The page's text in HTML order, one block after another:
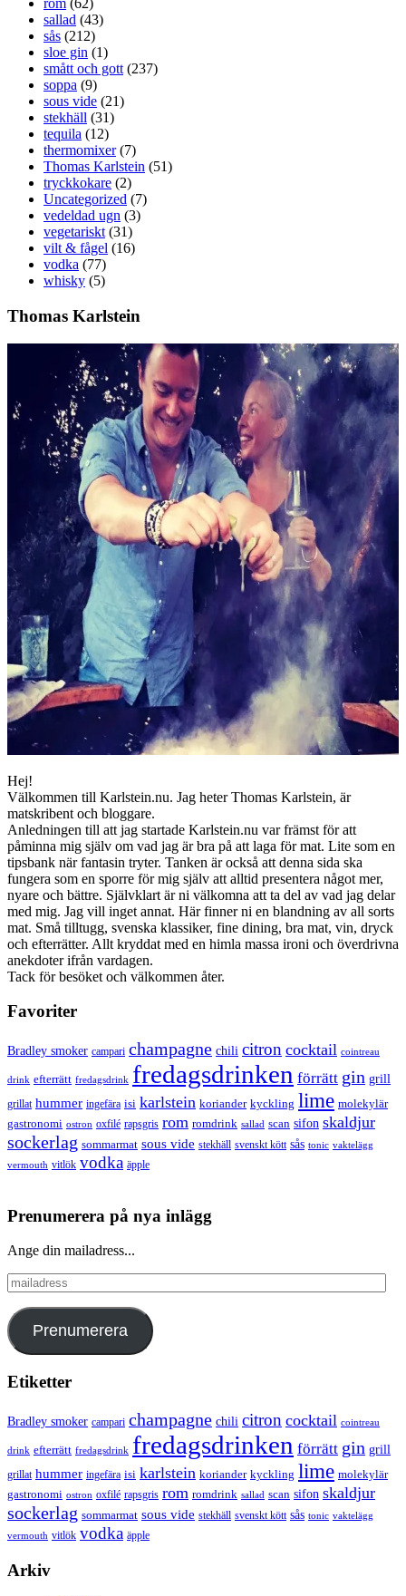
rom (62)
sallad (43)
sås (212)
sloe gin (1)
smått och gott (237)
soppa (9)
sous vide (21)
stekhäll (31)
tequila (12)
thermomixer(7)
Thomas Karlstein (51)
tryckkokare (2)
Uncategorized (7)
vedeldad ugn (3)
vegetariskt (31)
vilt & fågel (16)
vodka (77)
whisky (5)
Thomas Karlstein
Hej!
Välkommen till Karlstein.nu. Jag heter Thomas Karlstein, är
matskribent och bloggare.
Anledningen till att jag startade Karlstein.nu var främst för att
påminna mig själv om vad jag är bra på att laga för mat. Lite som en
tipsbank när fantasin tryter. Tanken är också att denna sida ska
fungera som en sporre för mig själv att alltid presentera något mer,
nyare och bättre. Självklart är ni välkomna att ta del av vad jag delar
med mig. Jag vill inget annat. Här finner ni en blandning av all sorts
mat. Små tilltugg, svenska klassiker, fine dining, bra mat, vin, dryck
och efterrätter. Allt kryddat med en himla massa ironi och överdrivna
anekdoter ifrån vardagen.
Tack för besöket och välkommen åter.
Favoriter
Bradley smoker campari champagne chili citron cocktail cointreau
drink efterrätt fredagsdrink fredagsdrinken förrätt gin grill
grillat hummer ingefära isi karlstein koriander kyckling lime molekylär
gastronomi ostron oxfilé rapsgris rom romdrink sallad scan sifon skaldjur
sockerlag sommarmat sous vide stekhäll svenskt kött sås tonic vaktelägg
vermouth vitlök vodka äpple
Prenumerera på nya inlägg
Ange din mailadress...
mailadress
Prenumerera
Etiketter
Bradley smoker campari champagne chili citron cocktail cointreau
drink efterrätt fredagsdrink fredagsdrinken förrätt gin grill
grillat hummer ingefära isi karlstein koriander kyckling lime molekylär
gastronomi ostron oxfilé rapsgris rom romdrink sallad scan sifon skaldjur
sockerlag sommarmat sous vide stekhäll svenskt kött sås tonic vaktelägg
vermouth vitlök vodka äpple
Arkiv